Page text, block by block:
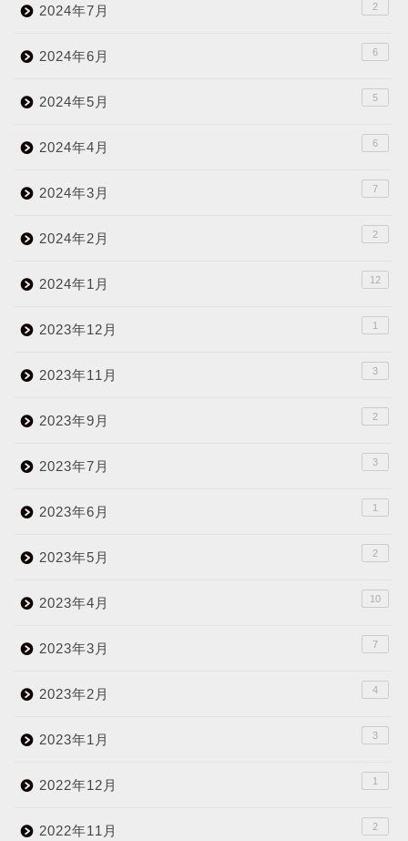
2024年7月 2
2024年6月 6
2024年5月 5
2024年4月 6
2024年3月 7
2024年2月 2
2024年1月 12
2023年12月 1
2023年11月 3
2023年9月 2
2023年7月 3
2023年6月 1
2023年5月 2
2023年4月 10
2023年3月 7
2023年2月 4
2023年1月 3
2022年12月 1
2022年11月 2